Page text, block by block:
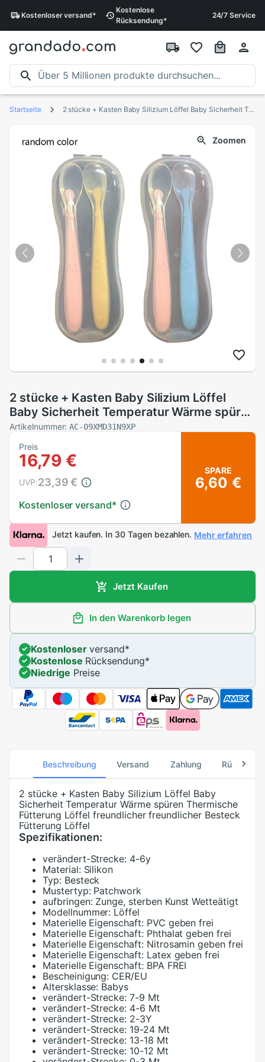
Kostenloserversand*
Kostenlose
Rücksendung*
24/7 Service
Startseite 2 stücke + Kasten Baby Silizium Löffel Baby Sicherheit Temperatur Wärme spüren Thermische Fütterung Löffel freundlicher freundlicher Besteck Fütterung Löffel
Zoomen
2 stücke + Kasten Baby Silizium Löffel
Baby Sicherheit Temperatur Wärme spüren
Thermische Fütterung Löffel freundlicher
freundlicher Besteck Fütterung Löffel
Artikelnummer:AC-09XMD31N9XP
Preis
16,79 €
Kostenloser versand*
UVP:23,39 €
SPARE
6,60 €
Jetzt kaufen. In 30 Tagen bezahlen. Mehr erfahren
Jetzt Kaufen
In den Warenkorb legen
Kostenloserversand*
Kostenlose Rücksendung*
Niedrige Preise
Beschreibung Versand Zahlung
2 stücke + Kasten Baby Silizium Löffel Baby
Sicherheit Temperatur Wärme spüren Thermische
Fütterung Löffel freundlicher freundlicher Besteck
Fütterung Löffel
Spezifikationen:
verändert-Strecke: 4-6y
Material: Silikon
Typ: Besteck
Mustertyp: Patchwork
aufbringen: Zunge, sterben Kunst Wetteätigt
Modellnummer: Löffel
Materielle Eigenschaft: PVC geben frei
Materielle Eigenschaft: Phthalat geben frei
Materielle Eigenschaft: Nitrosamin geben frei
Materielle Eigenschaft: Latex geben frei
Materielle Eigenschaft: BPA FREI
Bescheinigung: CER/EU
Altersklasse: Babys
verändert-Strecke: 7-9 Mt
verändert-Strecke: 4-6 Mt
verändert-Strecke: 2-3Y
verändert-Strecke: 19-24 Mt
verändert-Strecke: 13-18 Mt
verändert-Strecke: 10-12 Mt